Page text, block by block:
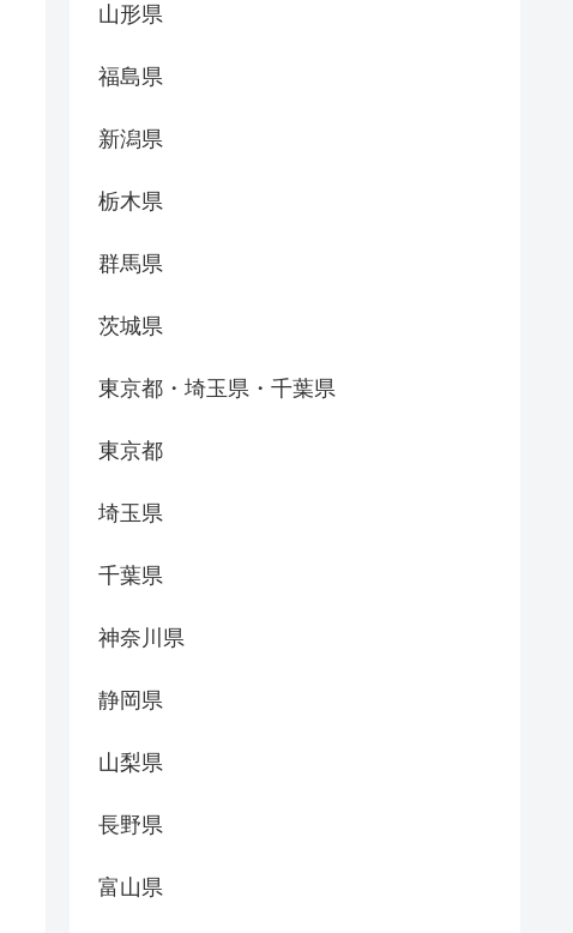
山形県
福島県
新潟県
栃木県
群馬県
茨城県
東京都・埼玉県・千葉県
東京都
埼玉県
千葉県
神奈川県
静岡県
山梨県
長野県
富山県